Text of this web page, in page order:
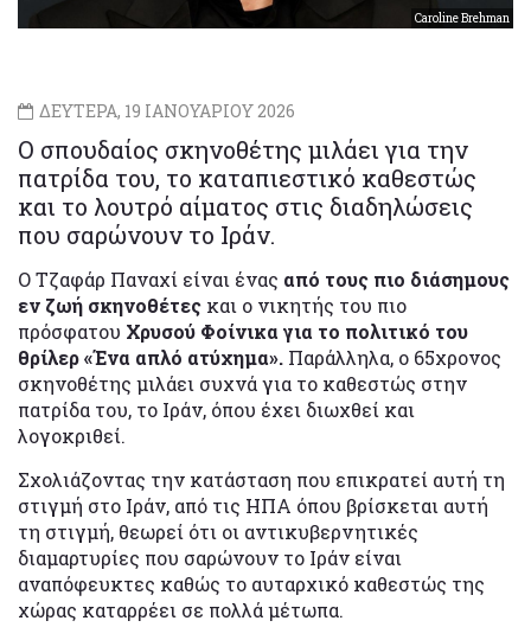
Caroline Brehman
ΔΕΥΤΕΡΑ, 19 ΙΑΝΟΥΑΡΙΟΥ 2026
Ο σπουδαίος σκηνοθέτης μιλάει για την
πατρίδα του, το καταπιεστικό καθεστώς
και το λουτρό αίματος στις διαδηλώσεις
που σαρώνουν το Ιράν.
Ο Τζαφάρ Παναχί είναι ένας από τους πιο διάσημους
εν ζωή σκηνοθέτες και ο νικητής του πιο
πρόσφατου Χρυσού Φοίνικα για το πολιτικό του
θρίλερ «Ένα απλό ατύχημα». Παράλληλα, ο 65χρονος
σκηνοθέτης μιλάει συχνά για το καθεστώς στην
πατρίδα του, το Ιράν, όπου έχει διωχθεί και
λογοκριθεί.
Σχολιάζοντας την κατάσταση που επικρατεί αυτή τη
στιγμή στο Ιράν, από τις ΗΠΑ όπου βρίσκεται αυτή
τη στιγμή, θεωρεί ότι οι αντικυβερνητικές
διαμαρτυρίες που σαρώνουν το Ιράν είναι
αναπόφευκτες καθώς το αυταρχικό καθεστώς της
χώρας καταρρέει σε πολλά μέτωπα.